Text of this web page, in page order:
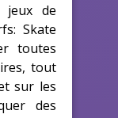
jeux de
Skate
toutes
tout
sur les
des